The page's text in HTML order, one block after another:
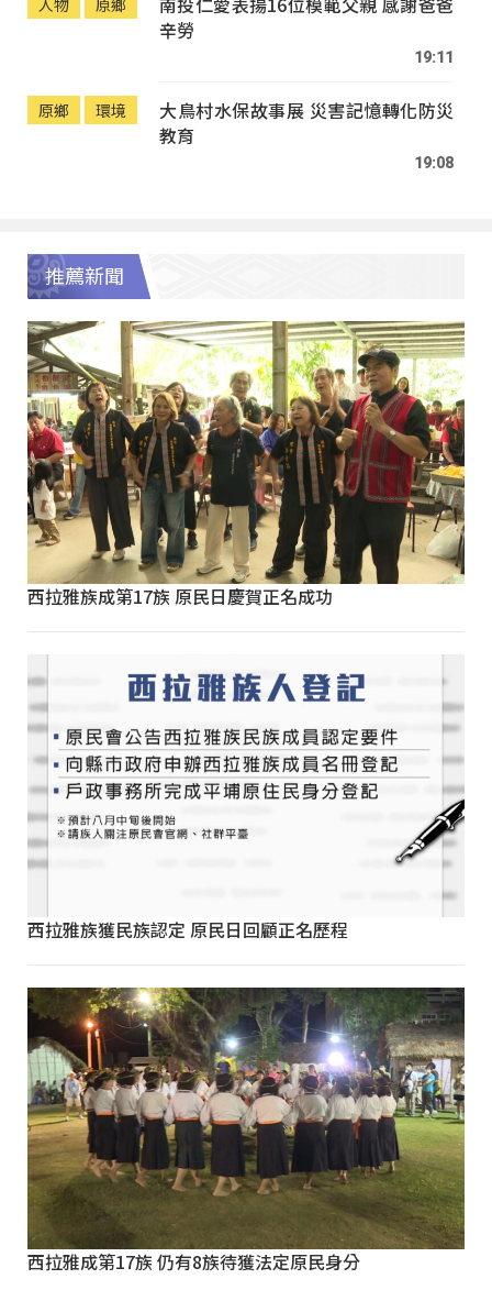
人物 原鄉
辛勞
19:11
原鄉 環境
大鳥村水保故事展 災害記憶轉化防災
教育
19:08
推薦新聞
西拉雅族成第17族 原民日慶賀正名成功
西拉雅族獲民族認定 原民日回顧正名歷程
西拉雅成第17族 仍有8族待獲法定原民身分